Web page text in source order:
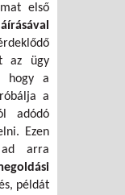
első
az ügy
hogy a
a
adódó
Ezen
arra
példát